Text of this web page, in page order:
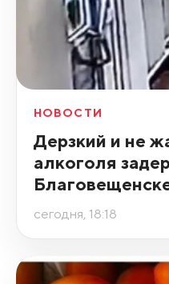
НОВОСТИ
Дерзкий и не
алкоголя
сегодня, 18:18